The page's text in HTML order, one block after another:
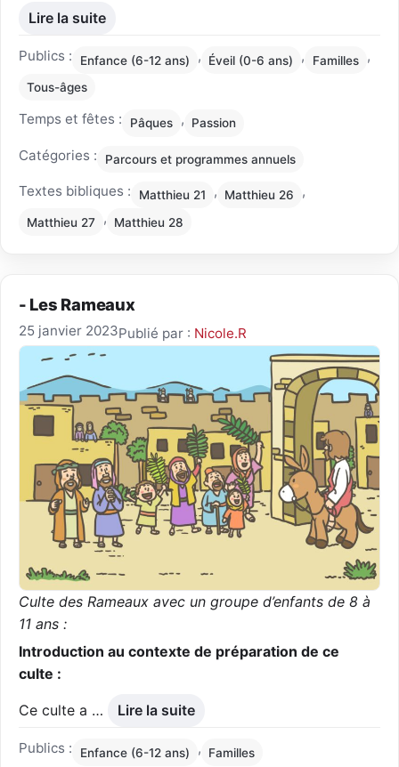
Lire la suite
Publics : Enfance (6-12 ans) , Éveil (0-6 ans) , Familles ,
Tous-âges
Temps et fêtes : Pâques , Passion
Catégories : Parcours et programmes annuels
Textes bibliques : Matthieu 21 , Matthieu 26 ,
Matthieu 27 , Matthieu 28
- Les Rameaux
25 janvier 2023Publié par : Nicole.R
Culte des Rameaux avec un groupe d’enfants de 8 à
11 ans :
Introduction au contexte de préparation de ce
culte :
Ce culte a … Lire la suite
Publics : Enfance (6-12 ans) , Familles